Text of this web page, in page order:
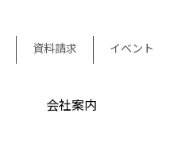
資料請求 イベント
会社案内